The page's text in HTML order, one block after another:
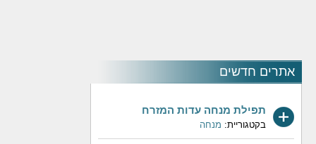
אתרים חדשים
תפילת מנחה עדות המזרח
בקטגוריית: מנחה